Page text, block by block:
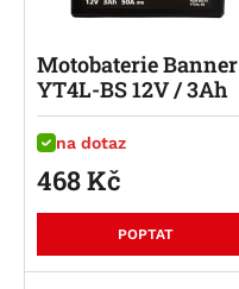
na dotaz
Motobaterie Banner
YT4L-BS 12V / 3Ah
468Kč
POPTAT